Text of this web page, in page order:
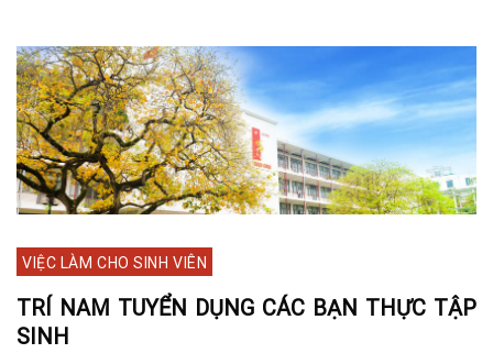
VIỆC LÀM CHO SINH VIÊN
TRÍ NAM TUYỂN DỤNG CÁC BẠN THỰC TẬP
SINH